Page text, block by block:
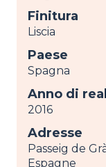
Finitura
Liscia
Paese
Spagna
Anno di
2016
Adresse
Passeig de
Espagne